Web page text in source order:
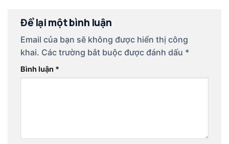
Để lại một bình luận
Email của bạn sẽ không được hiển thị công
khai. Các trường bắt buộc được đánh dấu *
Bình luận *